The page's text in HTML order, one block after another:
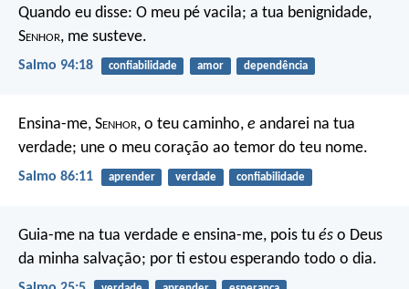
Quando eu disse: O meu pé vacila; a tua benignidade,
Senhor, me susteve.
Salmo 94:18 confiabilidade amor dependência
Ensina-me, Senhor, o teu caminho, e andarei na tua
verdade; une o meu coração ao temor do teu nome.
Salmo 86:11 aprender verdade confiabilidade
Guia-me na tua verdade e ensina-me, pois tu és o Deus
da minha salvação; por ti estou esperando todo o dia.